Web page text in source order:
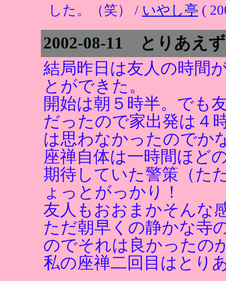
した。（笑） / いやし亭 (
2002-08-11 とりあえ
結局昨日は友人の時間
とができた。
開始は朝５時半。でも
だったので家出発は４
は思わなかったのでか
座禅自体は一時間ほど
期待していた警策（た
ょっとがっかり！
友人もおおまかそんな
ただ朝早くの静かな寺
のでそれは良かったの
私の座禅二回目はとり